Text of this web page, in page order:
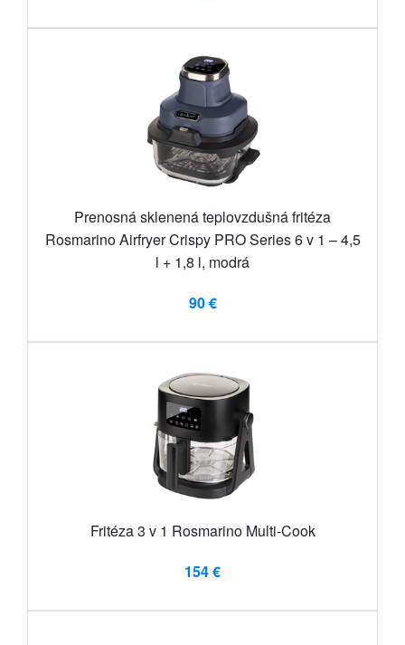
Prenosná sklenená teplovzdušná fritéza
Rosmarino Airfryer Crispy PRO Series 6 v 1 – 4,5
l + 1,8 l, modrá
90 €
Fritéza 3 v 1 Rosmarino Multi-Cook
154 €